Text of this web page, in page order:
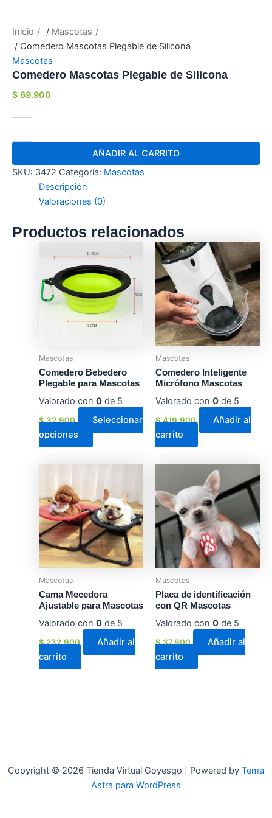
Inicio / Mascotas
/ Comedero Mascotas Plegable de Silicona
Mascotas
Comedero Mascotas Plegable de Silicona
$ 69.900
AÑADIR AL CARRITO
SKU: 3472 Categoría: Mascotas
Descripción
Valoraciones (0)
Productos relacionados
Mascotas
Comedero Bebedero
Plegable para Mascotas
Valorado con 0de 5
$32.900
Seleccionar
opciones
producto
tiene
múltiples
variantes.
Las
elegir
la
página
Mascotas
Comedero Inteligente
Micrófono Mascotas
Valorado con 0de 5
$419.900
Añadir al
carrito
Mascotas
Cama Mecedora
Ajustable para Mascotas
Valorado con 0de 5
$232.900
Añadir al
carrito
Mascotas
Placa de identificación
con QR Mascotas
Valorado con 0de 5
$37.900
Añadir al
carrito
Copyright © 2026 Tienda Virtual Goyesgo | Powered by Tema
Astra para WordPress